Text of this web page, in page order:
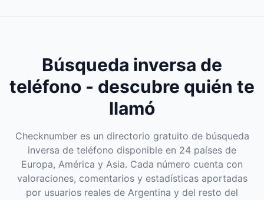
Búsqueda inversa de
teléfono - descubre quién te
llamó
Checknumber es un directorio gratuito de búsqueda
inversa de teléfono disponible en 24 países de
Europa, América y Asia. Cada número cuenta con
valoraciones, comentarios y estadísticas aportadas
por usuarios reales de Argentina y del resto del